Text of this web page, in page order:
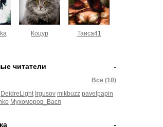
Коцур Таиса41
-
читатели
Все (10)
DeidreLight Irgusov mikbuzz pavelpapin
Мухоморов_Вася
-